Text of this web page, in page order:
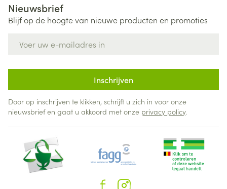
Nieuwsbrief
Blijf op de hoogte van nieuwe producten en promoties
Inschrijven
Door op inschrijven te klikken, schrijft u zich in voor onze
nieuwsbrief en gaat u akkoord met onze privacy policy.